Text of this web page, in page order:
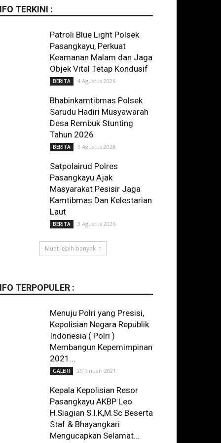
TERKINI :
Patroli Blue Light Polsek
Pasangkayu, Perkuat
Keamanan Malam dan Jaga
Objek Vital Tetap Kondusif
BERITA 4 Agustus 2026
Bhabinkamtibmas Polsek
Sarudu Hadiri Musyawarah
Desa Rembuk Stunting
Tahun 2026
BERITA 3 Agustus 2026
Satpolairud Polres
Pasangkayu Ajak
Masyarakat Pesisir Jaga
Kamtibmas Dan Kelestarian
Laut
BERITA 3 Agustus 2026
Muat lebih banyak
TERPOPULER :
Menuju Polri yang Presisi,
Kepolisian Negara Republik
Indonesia ( Polri )
Membangun Kepemimpinan
2021...
GALERI 29 Januari 2021
Kepala Kepolisian Resor
Pasangkayu AKBP Leo
H.Siagian S.I.K,M.Sc Beserta
Staf & Bhayangkari
Mengucapkan Selamat...